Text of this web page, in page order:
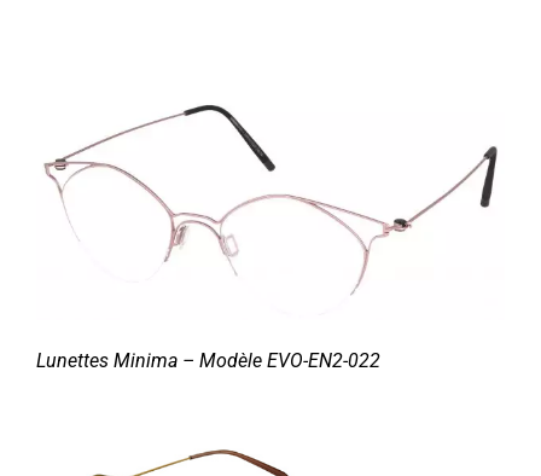
Lunettes Minima – Modèle EVO-EN2-022